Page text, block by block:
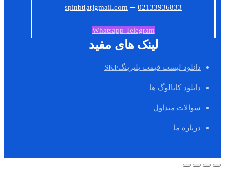
spinbt[at]gmail.com –02133936833
Whatsapp Telegram
لینک های مفید
دانلود لیست قیمت بلبرینگSKF
دانلود کاتالوگ ها
سوالات متداول
درباره ما